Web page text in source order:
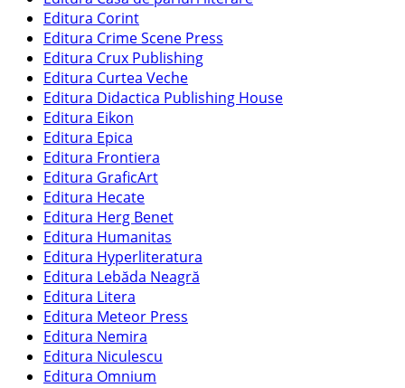
Editura Corint
Editura Crime Scene Press
Editura Crux Publishing
Editura Curtea Veche
Editura Didactica Publishing House
Editura Eikon
Editura Epica
Editura Frontiera
Editura GraficArt
Editura Hecate
Editura Herg Benet
Editura Humanitas
Editura Hyperliteratura
Editura Lebăda Neagră
Editura Litera
Editura Meteor Press
Editura Nemira
Editura Niculescu
Editura Omnium